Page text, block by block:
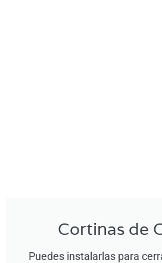
Cortinas de
Puedes instalarlas para